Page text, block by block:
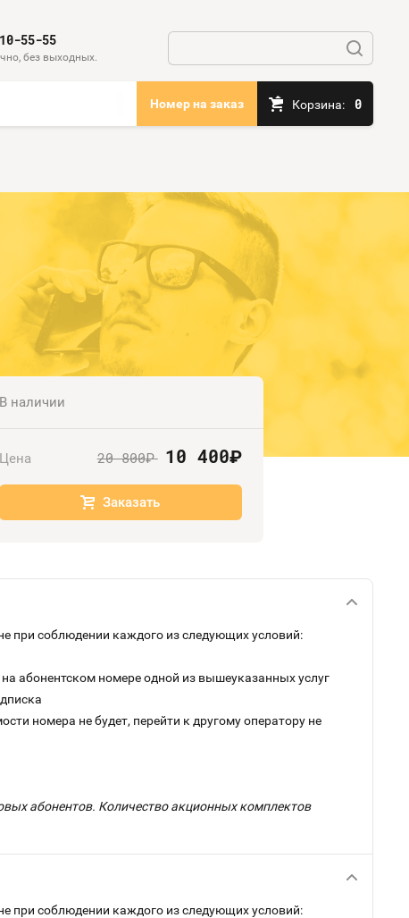
55-55
без выходных.
Номер на заказ Корзина: 0
В наличии
Цена 20 800руб. 10 400руб.
Заказать
при соблюдении каждого из следующих условий:
абонентском номере одной из вышеуказанных услуг
номера не будет, перейти к другому оператору не
абонентов. Количество акционных комплектов
при соблюдении каждого из следующих условий: